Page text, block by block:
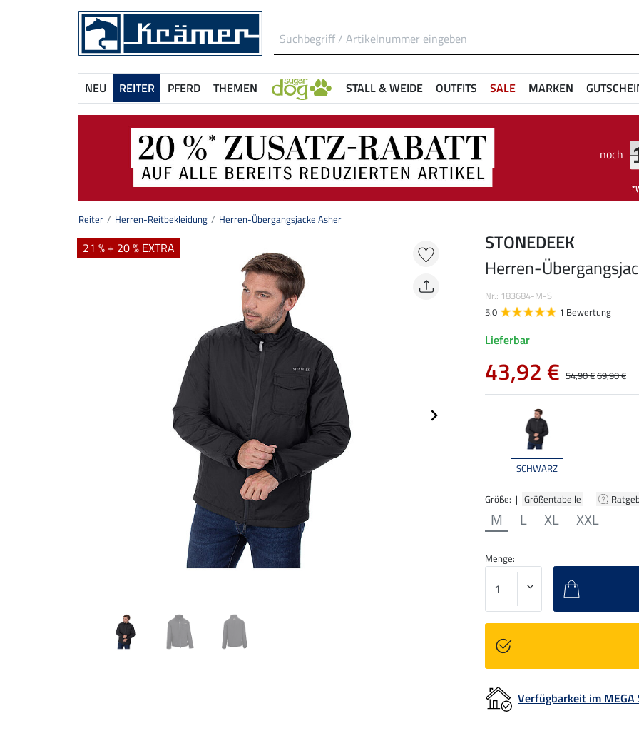
NEU REITER PFERD THEMEN STALL & WEIDE OUTFITS SALE MARKEN
noch
Reiter Herren-Reitbekleidung Herren-Übergangsjacke Asher
21 % + 20 % EXTRA
SCHWARZ
Größe: | Größentabelle |
M L XL XXL
STONEDEEK
Herren-
Nr.: 183684-M-S
5.0
1 Bewertung
Lieferbar
43,92 € 54,90 €69,90 €
Menge:
Verfügbarkeit im MEGA